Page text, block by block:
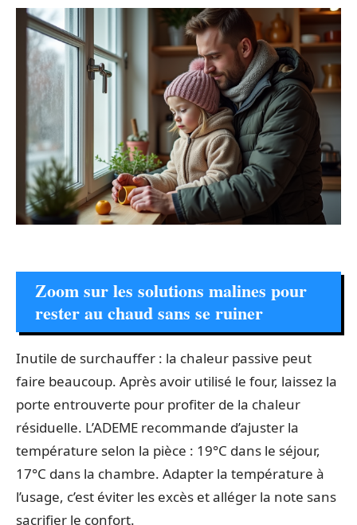
Zoom sur les solutions malines pour
rester au chaud sans se ruiner
Inutile de surchauffer : la chaleur passive peut
faire beaucoup. Après avoir utilisé le four, laissez la
porte entrouverte pour profiter de la chaleur
résiduelle. L’ADEME recommande d’ajuster la
température selon la pièce : 19°C dans le séjour,
17°C dans la chambre. Adapter la température à
l’usage, c’est éviter les excès et alléger la note sans
sacrifier le confort.